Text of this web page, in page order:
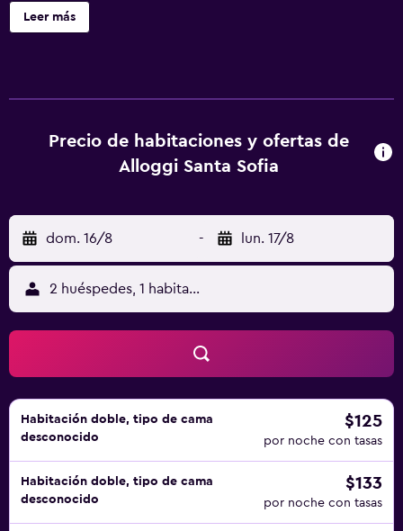
zonas comunes. Las habitaciones del Santa Sofia gozan de
vistas a los tejados de Venecia y cuentan con minibar, TV,
una variedad de bebidas calientes. En la zona pueden
encontrarse varias trattorias (restaurantes típicos
de tren de Santa Lucía de Venecia en 15 minutos. El puente
de Rialto está a 10 minutos a pie.
Leer más
Precio de habitaciones y ofertas de
Alloggi Santa Sofia
dom. 16/8 - lun. 17/8
2 huéspedes, 1 habitación
Habitación doble, tipo de cama
desconocido
$125
por noche con tasas
Habitación doble, tipo de cama
desconocido
$133
por noche con tasas